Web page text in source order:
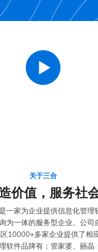
关于三合
价值，服务社
一家为企业提供信息化管理
为一体的服务型企业。公
10000+多家企业提供了相
软件品牌有：管家婆、丽晶